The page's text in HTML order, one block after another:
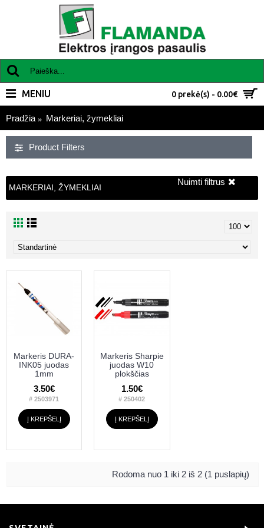
0 prekė(s) - 0.00€
MENIU
Pradžia Markeriai, žymekliai
Product Filters
Nuimti filtrus
MARKERIAI, ŽYMEKLIAI
Markeris DURA-
INK05 juodas
1mm
3.50€
# 2503971
Į KREPŠELĮ
Markeris Sharpie
juodas W10
plokščias
1.50€
# 250402
Į KREPŠELĮ
Rodoma nuo 1 iki 2 iš 2 (1 puslapių)